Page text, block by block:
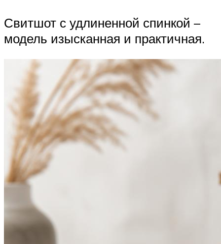
Свитшот с удлиненной спинкой –
модель изысканная и практичная.